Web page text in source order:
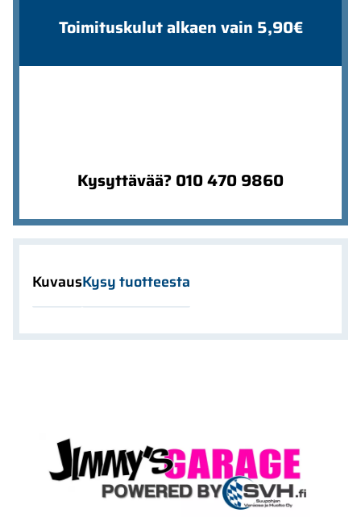
Toimituskulut alkaen vain 5,90€
Kysyttävää? 010 470 9860
KuvausKysy tuotteesta